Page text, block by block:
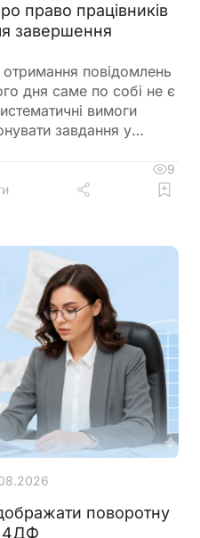
право працівників
завершення
повідомлень
дня саме по собі не є
вимоги
завдання у
трудового
9
поворотну
4ДФ